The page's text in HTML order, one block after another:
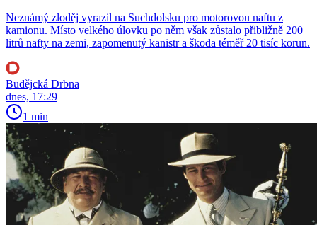
Neznámý zloděj vyrazil na Suchdolsku pro motorovou naftu z
kamionu. Místo velkého úlovku po něm však zůstalo přibližně 200
litrů nafty na zemi, zapomenutý kanistr a škoda téměř 20 tisíc korun.
Budějcká Drbna
dnes, 17:29
1 min